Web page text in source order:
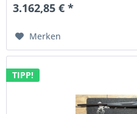
3.162,85 € *
Merken
TIPP!